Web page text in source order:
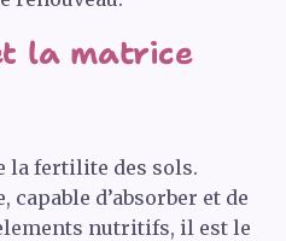
la matrice
la fertilite des sols.
capable d’absorber et de
nutritifs, il est le